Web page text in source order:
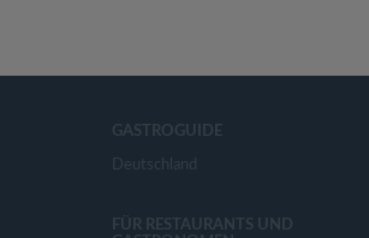
GASTROGUIDE
Deutschland
FÜR RESTAURANTS UND